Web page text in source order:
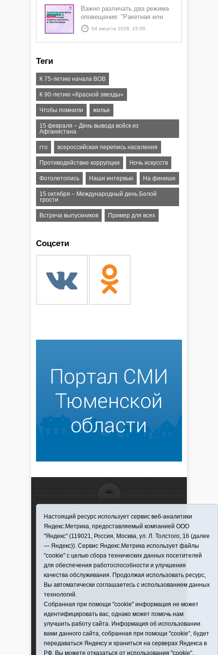
Важно различать два режима
оповещения: "Ракетная или
БПЛА опасность" и "Угроза
атаки ракеты или БПЛА"
04 августа 2026, 15:00
Теги
К 75-летию начала ВОВ
К 90-летию «Красной звезды»
Чтобы помнили жилье
15 февраля – День вывода войск из
Афганистана
гто всероссийская перепись населения
Противодействие коррупции Ночь искусств
Фотолетопись Наши интервью На финише
15 октября – Международный день Белой
трости
Встреча выпускников Пример для всех
Соцсети
использовании материалов ссылка обязательна
Информационная лента выходит при финансовой
поддержке правительства Тюменской области
Регистрационный номер СМИ ЭЛ № ФС 77-66066
от 10.06. 2016 г. выдано Федеральной службой по
надзору в сфере связи, информационных
технологий и массовых коммуникаций.
Учредитель (соучредители) Автономная
некоммерческая организация "Информационно-
издательский центр "Красная звезда"" (627570,
Тюменская обл., Викуловский р-н, с. Викулово, ул.
Ленина, д. 5).
Главный редактор Антюхова Светлана
Владимировна. Адрес электронной почты:
Настоящий ресурс использует сервис веб-аналитики
Яндекс.Метрика, предоставляемый компанией ООО
"Яндекс" (119021, Россия, Москва, ул. Л. Толстого, 16 (далее
— Яндекс)). Сервис Яндекс.Метрика использует файлы
"cookie" с целью сбора технических данных посетителей
для обеспечения работоспособности и улучшения
качества обслуживания. Продолжая использовать ресурс,
Вы автоматически соглашаетесь с использованием данных
технологий.
Собранная при помощи "cookie" информация не может
идентифицировать вас, однако может помочь нам
улучшить работу сайта. Информация об использовании
вами данного сайта, собранная при помощи "cookie", будет
передаваться Яндексу и храниться на серверах Яндекса в
РФ. Вы можете отказаться от использования "cookie",